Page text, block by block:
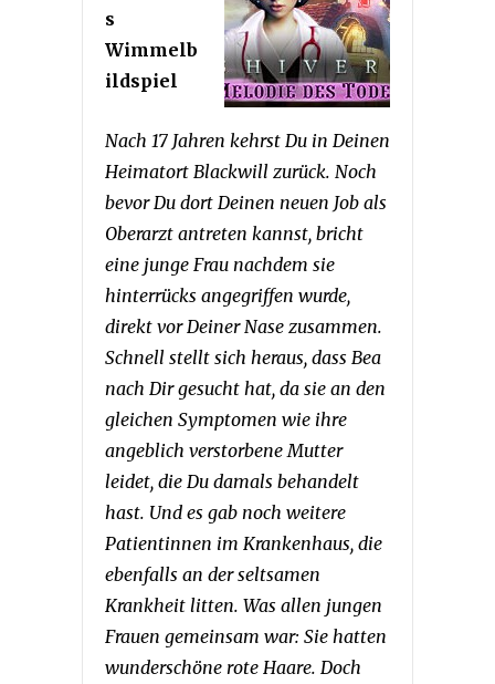
s
Wimmelb
ildspiel
Nach 17 Jahren kehrst Du in Deinen
Heimatort Blackwill zurück. Noch
bevor Du dort Deinen neuen Job als
Oberarzt antreten kannst, bricht
eine junge Frau nachdem sie
hinterrücks angegriffen wurde,
direkt vor Deiner Nase zusammen.
Schnell stellt sich heraus, dass Bea
nach Dir gesucht hat, da sie an den
gleichen Symptomen wie ihre
angeblich verstorbene Mutter
leidet, die Du damals behandelt
hast. Und es gab noch weitere
Patientinnen im Krankenhaus, die
ebenfalls an der seltsamen
Krankheit litten. Was allen jungen
Frauen gemeinsam war: Sie hatten
wunderschöne rote Haare. Doch